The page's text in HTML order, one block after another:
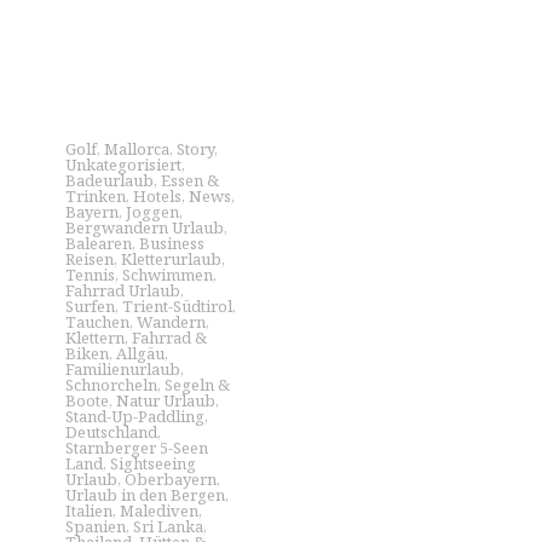
Golf, Mallorca, Story,
Unkategorisiert,
Badeurlaub, Essen &
Trinken, Hotels, News,
Bayern, Joggen,
Bergwandern Urlaub,
Balearen, Business
Reisen, Kletterurlaub,
Tennis, Schwimmen,
Fahrrad Urlaub,
Surfen, Trient-Südtirol,
Tauchen, Wandern,
Klettern, Fahrrad &
Biken, Allgäu,
Familienurlaub,
Schnorcheln, Segeln &
Boote, Natur Urlaub,
Stand-Up-Paddling,
Deutschland,
Starnberger 5-Seen
Land, Sightseeing
Urlaub, Oberbayern,
Urlaub in den Bergen,
Italien, Malediven,
Spanien, Sri Lanka,